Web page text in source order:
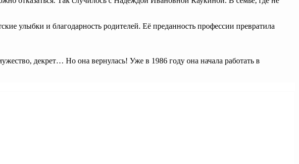
улыбки и благодарность родителей. Её преданность профессии превратила
декрет… Но она вернулась! Уже в 1986 году она начала работать в